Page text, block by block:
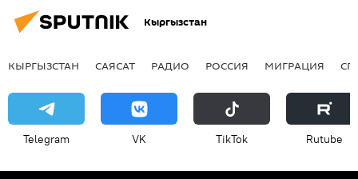
Кыргызстан
КЫРГЫЗСТАН САЯСАТ РАДИО РОССИЯ МИГРАЦИЯ
Telegram VK ТikТоk Rutube